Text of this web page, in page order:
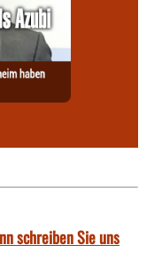
schreiben Sie uns